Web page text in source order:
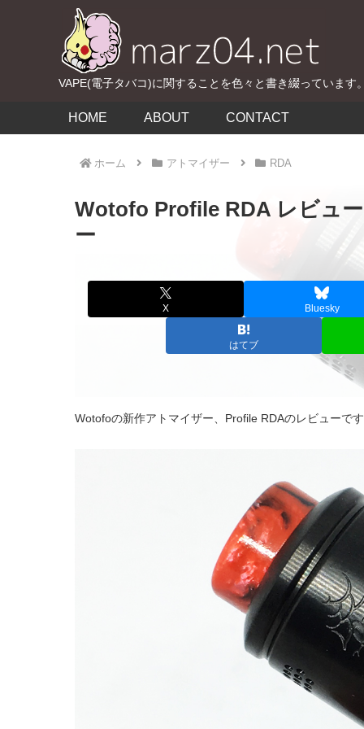
VAPE(電子タバコ)に関することを色々と書き綴っています
HOME ABOUT CONTACT
ホーム アトマイザー RDA
Wotofo Profile RDA レビュ
ー
X Bluesky
はてブ
Wotofoの新作アトマイザー、Profile RDAのレビューで